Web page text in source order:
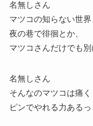
名無しさん
マツコの知らない世界
夜の巷で徘徊とか、
マツコさんだけでも別
名無しさん
そんなのマツコは痛
ピンでやれる力あるっ